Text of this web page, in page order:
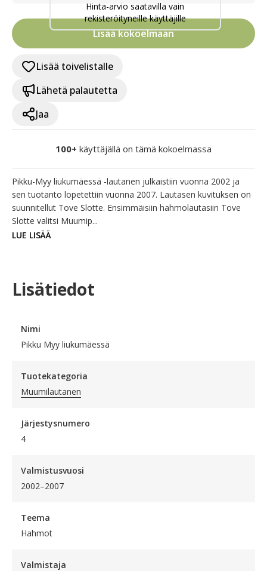
Hinta-arvio saatavilla vain
rekisteröityneille käyttäjille
Lisää kokoelmaan
Lisää toivelistalle
Lähetä palautetta
Jaa
100+ käyttäjällä on tämä kokoelmassa
Pikku-Myy liukumäessä -lautanen julkaistiin vuonna 2002 ja
sen tuotanto lopetettiin vuonna 2007. Lautasen kuvituksen on
suunnitellut Tove Slotte. Ensimmäisiin hahmolautasiin Tove
Slotte valitsi Muumip...
LUE LISÄÄ
Lisätiedot
Nimi
Pikku Myy liukumäessä
Tuotekategoria
Muumilautanen
Järjestysnumero
4
Valmistusvuosi
2002–2007
Teema
Hahmot
Valmistaja